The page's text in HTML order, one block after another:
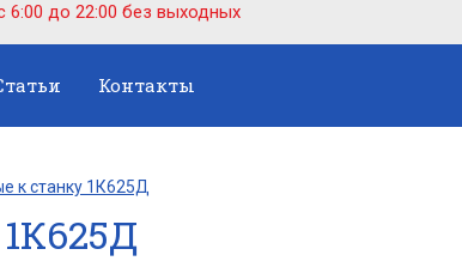
6:00 до 22:00 без выходных
Контакты
к станку 1К625Д